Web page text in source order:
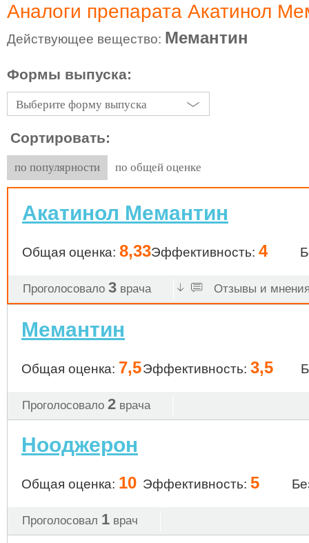
Аналоги препарата Акатинол
Действующее вещество: Мемантин
Формы выпуска:
Выберите форму выпуска
Сортировать:
по популярности по общей оценке
Акатинол Мемантин
Общая оценка: 8,33Эффективность: 4
Проголосовало 3 врача Отзывы и
Мемантин
Общая оценка: 7,5Эффективность: 3,5
Проголосовало 2 врача
Нооджерон
Общая оценка: 10 Эффективность: 5
Проголосовал 1 врач